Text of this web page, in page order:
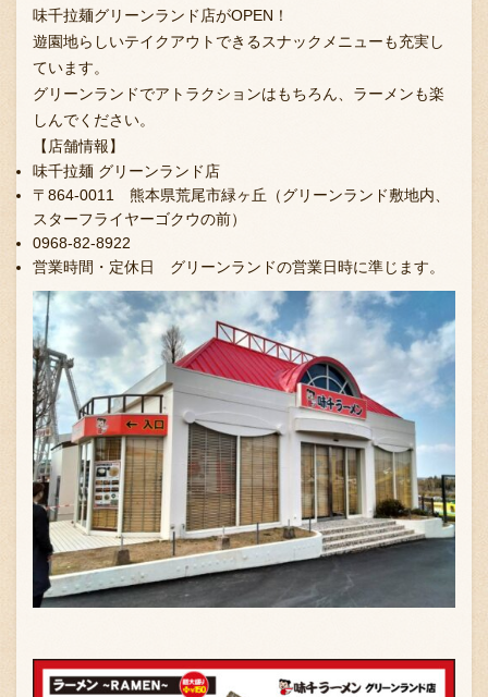
味千拉麺グリーンランド店がOPEN！
遊園地らしいテイクアウトできるスナックメニューも充実し
ています。
グリーンランドでアトラクションはもちろん、ラーメンも楽
しんでください。
【店舗情報】
味千拉麺 グリーンランド店
〒864-0011 熊本県荒尾市緑ヶ丘（グリーンランド敷地内、
スターフライヤーゴクウの前）
0968-82-8922
営業時間・定休日 グリーンランドの営業日時に準じます。